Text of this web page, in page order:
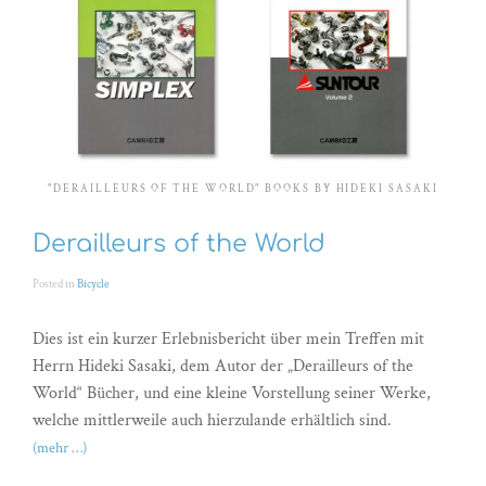
"DERAILLEURS OF THE WORLD" BOOKS BY HIDEKI SASAKI
Derailleurs of the World
Posted in Bicycle
Dies ist ein kurzer Erlebnisbericht über mein Treffen mit
Herrn Hideki Sasaki, dem Autor der „Derailleurs of the
World“ Bücher, und eine kleine Vorstellung seiner Werke,
welche mittlerweile auch hierzulande erhältlich sind.
(mehr …)